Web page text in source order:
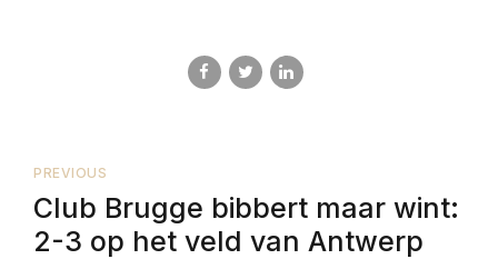
PREVIOUS
Club Brugge bibbert maar wint:
2-3 op het veld van Antwerp